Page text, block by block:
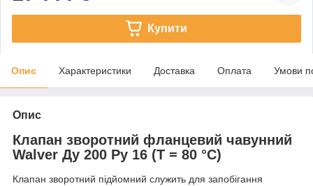
Купити
Опис Характеристики Доставка Оплата Умови
Опис
Клапан зворотний фланцевий чавунний
Walver Ду 200 Ру 16 (Т = 80 °С)
Клапан зворотний підйомний служить для запобігання